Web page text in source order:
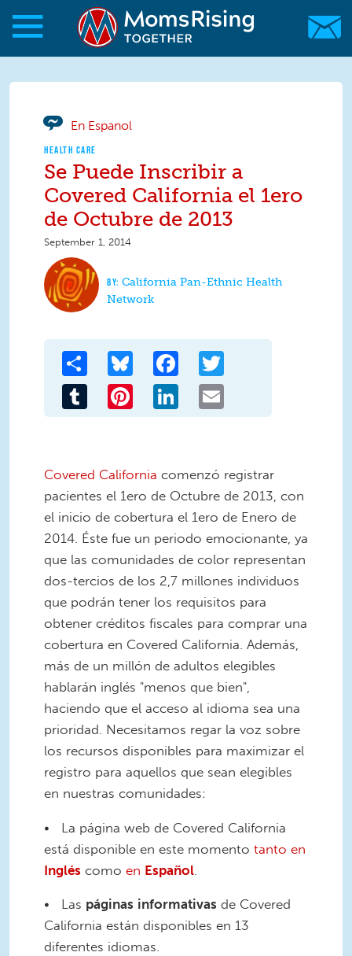
Skip to main content
Skip to main content
MomsRising.org
En Espanol
HEALTH CARE
Se Puede Inscribir a
Covered California el 1ero
de Octubre de 2013
September 1, 2014
California Pan-Ethnic Health
Network
Share Bluesky Facebook
Tumblr Pinterest LinkedIn
Covered California comenzó registrar
pacientes el 1ero de Octubre de 2013, con
el inicio de cobertura el 1ero de Enero de
2014. Éste fue un periodo emocionante, ya
que las comunidades de color representan
dos-tercios de los 2,7 millones individuos
que podrán tener los requisitos para
obtener créditos fiscales para comprar una
cobertura en Covered California. Además,
más de un millón de adultos elegibles
hablarán inglés "menos que bien",
haciendo que el acceso al idioma sea una
prioridad. Necesitamos regar la voz sobre
los recursos disponibles para maximizar el
registro para aquellos que sean elegibles
en nuestras comunidades:
• La página web de Covered California
está disponible en este momento tanto en
Inglés como en Español
• Las páginas informativas de Covered
California están disponibles en 13
diferentes idiomas.